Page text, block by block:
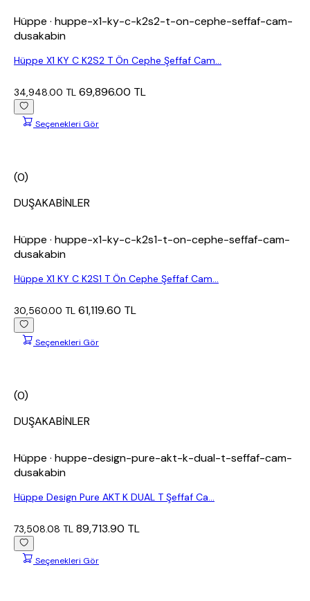
Hüppe · huppe-x1-ky-c-k2s2-t-on-cephe-seffaf-cam-
dusakabin
Hüppe X1 KY C K2S2 T Ön Cephe Şeffaf Cam...
34,948.00 TL 69,896.00 TL
Seçenekleri Gör
(0)
DUŞAKABİNLER
Hüppe · huppe-x1-ky-c-k2s1-t-on-cephe-seffaf-cam-
dusakabin
Hüppe X1 KY C K2S1 T Ön Cephe Şeffaf Cam...
30,560.00 TL 61,119.60 TL
Seçenekleri Gör
(0)
DUŞAKABİNLER
Hüppe · huppe-design-pure-akt-k-dual-t-seffaf-cam-
dusakabin
Hüppe Design Pure AKT K DUAL T Şeffaf Ca...
73,508.08 TL 89,713.90 TL
Seçenekleri Gör